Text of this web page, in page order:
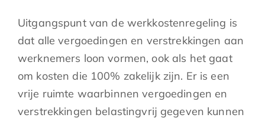
Uitgangspunt van de werkkostenregeling is
dat alle vergoedingen en verstrekkingen aan
werknemers loon vormen, ook als het gaat
om kosten die 100% zakelijk zijn. Er is een
vrije ruimte waarbinnen vergoedingen en
verstrekkingen belastingvrij gegeven kunnen